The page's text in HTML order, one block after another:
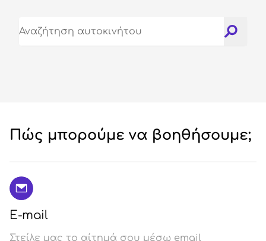
Πώς μπορούμε να βοηθήσουμε;
E-mail
Στείλε μας το αίτημά σου μέσω email